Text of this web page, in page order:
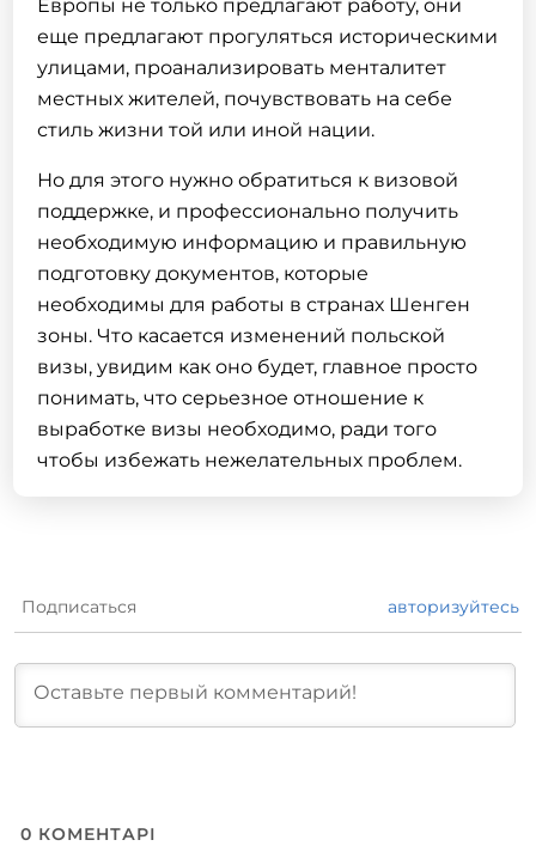
Европы не только предлагают работу, они
еще предлагают прогуляться историческими
улицами, проанализировать менталитет
местных жителей, почувствовать на себе
стиль жизни той или иной нации.
Но для этого нужно обратиться к визовой
поддержке, и профессионально получить
необходимую информацию и правильную
подготовку документов, которые
необходимы для работы в странах Шенген
зоны. Что касается изменений польской
визы, увидим как оно будет, главное просто
понимать, что серьезное отношение к
выработке визы необходимо, ради того
чтобы избежать нежелательных проблем.
Подписаться авторизуйтесь
0 КОМЕНТАРІ